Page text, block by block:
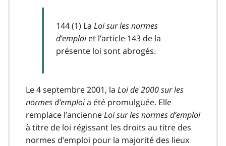
144 (1) La Loi sur les normes
d’emploiet l’article 143 de la
présente loi sont abrogés.
Le 4 septembre 2001, la Loi de 2000 sur les
normes d’emploia été promulguée. Elle
remplace l’ancienneLoi sur les normes d’emploi
à titre de loi régissant les droits au titre des
normes d’emploi pour la majorité des lieux